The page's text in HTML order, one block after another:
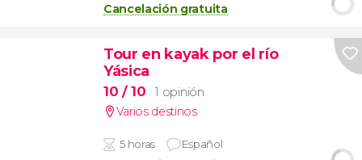
Cancelación gratuita
Tour en kayak por el río
Yásica
10 / 10
1 opinión
Varios destinos
5 horas Español